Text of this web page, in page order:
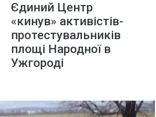
Єдиний Центр
«кинув» активістів-
протестувальників
площі Народної в
Ужгороді